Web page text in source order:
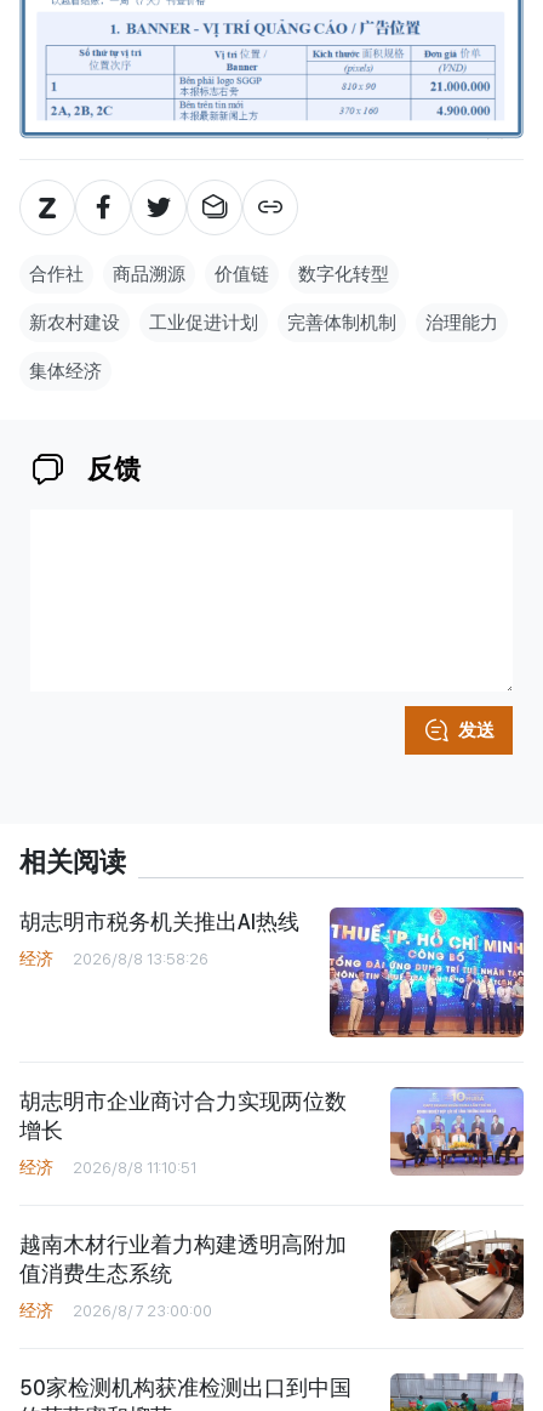
合作社 商品溯源 价值链 数字化转型
新农村建设 工业促进计划 完善体制机制 治理能力
集体经济
反馈
发送
相关阅读
胡志明市税务机关推出AI热线
经济 2026/8/8 13:58:26
胡志明市企业商讨合力实现两位数
增长
经济 2026/8/8 11:10:51
越南木材行业着力构建透明高附加
值消费生态系统
经济 2026/8/7 23:00:00
50家检测机构获准检测出口到中国